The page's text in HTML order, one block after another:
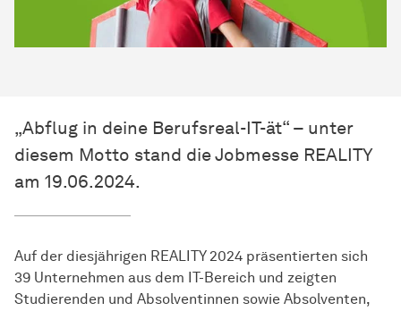
„Abflug in deine Berufsreal-IT-ät“ – unter
diesem Motto stand die Jobmesse REALITY
am 19.06.2024.
Auf der diesjährigen REALITY 2024 präsentierten sich
39 Unternehmen aus dem IT-Bereich und zeigten
Studierenden und Absolventinnen sowie Absolventen,